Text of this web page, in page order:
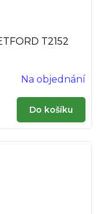
T2152
Na objednání
Do košíku